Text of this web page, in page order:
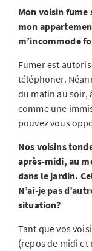
Mon voisin fume
mon
m’incommode
Fumer est
téléphoner.
du matin au soir,
comme une
pouvez vous
Nos voisins
après-midi, au
dans le jardin.
N’ai-je pas
situation?
Tant que vos
(repos de midi